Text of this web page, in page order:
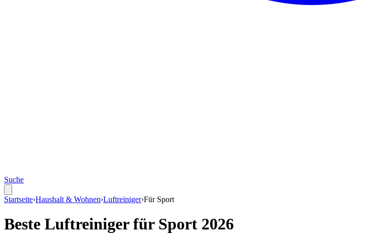
Suche
Startseite›Haushalt & Wohnen›Luftreiniger›Für Sport
Beste Luftreinigerfür Sport 2026